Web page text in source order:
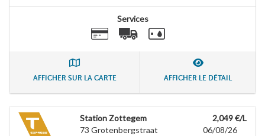
Services
AFFICHER SUR LA CARTE AFFICHER LE DÉTAIL
Station Zottegem
73 Grotenbergstraat
2,049 €/L
06/08/26